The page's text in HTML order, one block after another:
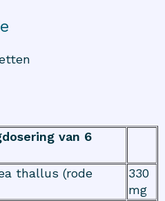
van 6
thallus (rode
330
mg